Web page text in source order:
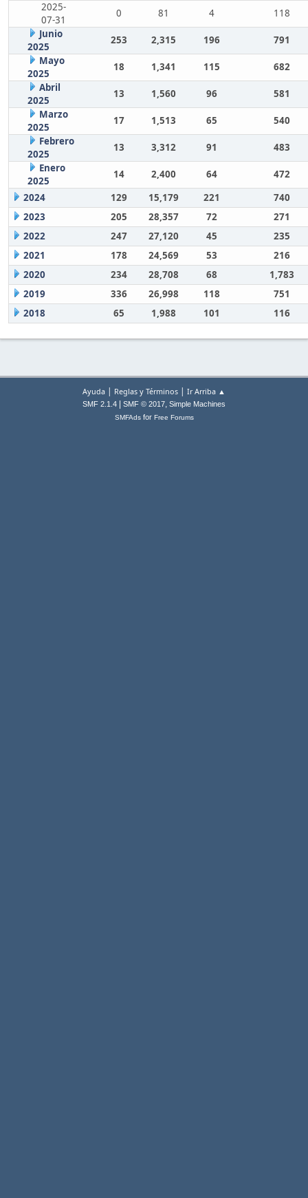
2025-
07-31
0 81 4
118
Junio
2025
253 2,315 196
791
Mayo
2025
18 1,341 115
682
Abril
2025
13 1,560 96
581
Marzo
2025
17 1,513 65
540
Febrero
2025
13 3,312 91
483
Enero
2025
14 2,400 64
472
2024
129 15,179 221
740
2023
205 28,357 72
271
2022
247 27,120 45
235
2021
178 24,569 53
216
2020
234 28,708 68
1,783
2019
336 26,998 118
751
2018
65 1,988 101 116
Ayuda | Reglas y Términos | Ir Arriba ▲
SMF 2.1.4 SMF © 2017, Simple Machines
SMFAdsfor Free Forums